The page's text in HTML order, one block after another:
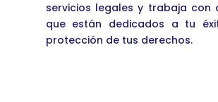
servicios legales y trabaja con
que están dedicados a tu
protección de tus derechos.